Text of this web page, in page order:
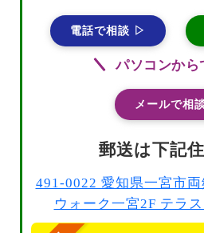
電話で相談 ▷
パソコンから
メールで相
郵送は下記
491-0022 愛知県一宮市
ウォーク一宮2F テラ